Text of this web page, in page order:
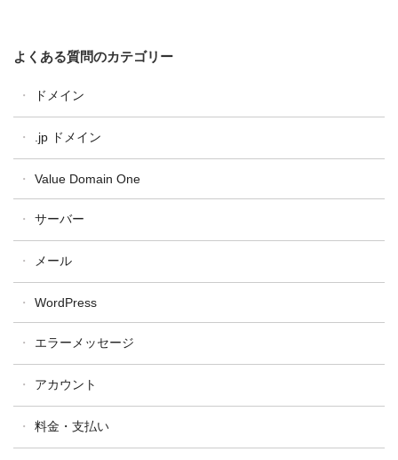
よくある質問のカテゴリー
ドメイン
ドメイン更新
WHOIS
.jp ドメイン
Value Domain One
サーバー
バリューサーバー
メール
WordPress
エラーメッセージ
アカウント
料金・支払い